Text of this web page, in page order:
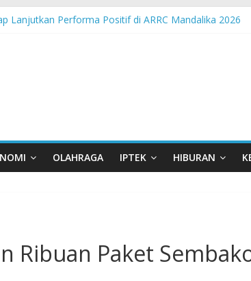
Lanjutkan Performa Positif di ARRC Mandalika 2026
East Java – North Resmi Bergulir, MPM Honda Jatim
Hadir di Belu, Bupati Willy : Terima Kasih BI Atas
OLAHRAGA IPTEK HIBURAN
Ribuan Paket